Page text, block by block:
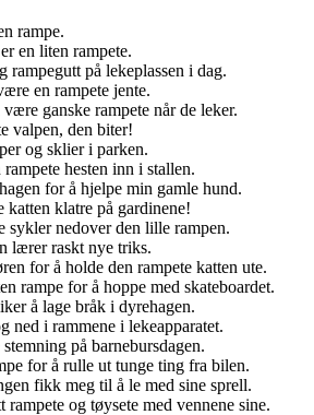
rampe.
en liten rampete.
rampegutt på lekeplassen i dag.
en rampete jente.
ganske rampete når de leker.
valpen, den biter!
og sklier i parken.
hesten inn i stallen.
for å hjelpe min gamle hund.
katten klatre på gardinene!
sykler nedover den lille rampen.
lærer raskt nye triks.
for å holde den rampete katten ute.
rampe for å hoppe med skateboardet.
å lage bråk i dyrehagen.
ned i rammene i lekeapparatet.
på barnebursdagen.
for å rulle ut tunge ting fra bilen.
fikk meg til å le med sine sprell.
og tøysete med vennene sine.